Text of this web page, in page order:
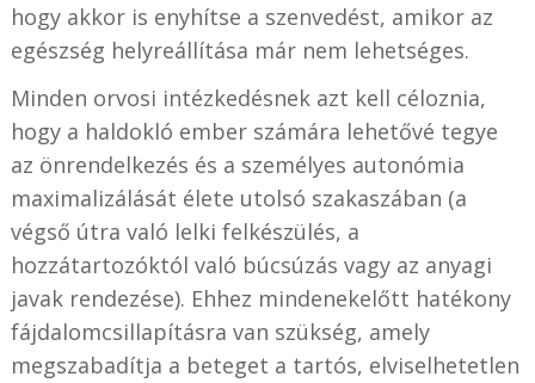
hogy akkor is enyhítse a szenvedést, amikor az
egészség helyreállítása már nem lehetséges.
Minden orvosi intézkedésnek azt kell céloznia,
hogy a haldokló ember számára lehetővé tegye
az önrendelkezés és a személyes autonómia
maximalizálását élete utolsó szakaszában (a
végső útra való lelki felkészülés, a
hozzátartozóktól való búcsúzás vagy az anyagi
javak rendezése). Ehhez mindenekelőtt hatékony
fájdalomcsillapításra van szükség, amely
megszabadítja a beteget a tartós, elviselhetetlen